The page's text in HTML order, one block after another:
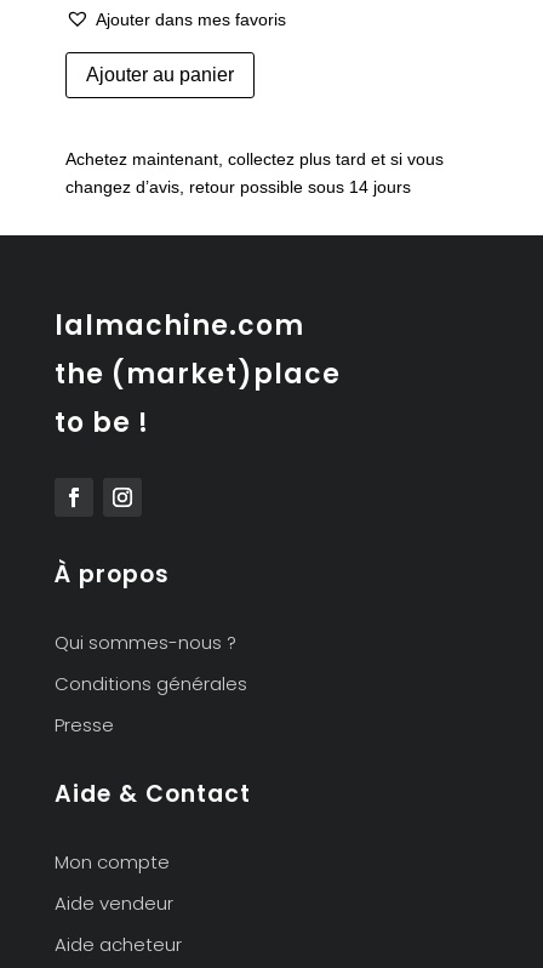
Ajouter dans mes favoris
quantité
de
3
Ajouter au panier
Achetez maintenant, collectez plus tard et si vous
changez d’avis, retour possible sous 14 jours
lalmachine.com
the (market)place
to be !
À propos
Qui sommes-nous ?
Conditions générales
Presse
Aide & Contact
Mon compte
Aide vendeur
Aide acheteur